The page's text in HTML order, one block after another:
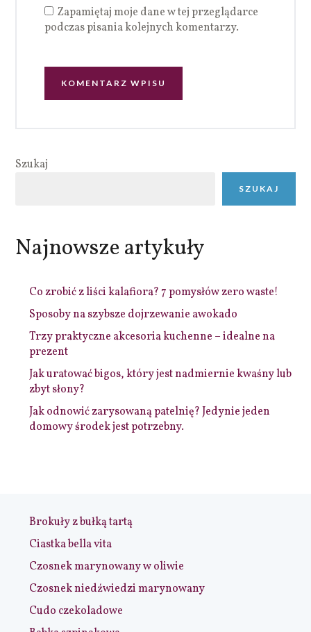
Zapamiętaj moje dane w tej przeglądarce
podczas pisania kolejnych komentarzy.
Szukaj
SZUKAJ
Najnowsze artykuły
Co zrobić z liści kalafiora? 7 pomysłów zero waste!
Sposoby na szybsze dojrzewanie awokado
Trzy praktyczne akcesoria kuchenne – idealne na
prezent
Jak uratować bigos, który jest nadmiernie kwaśny lub
zbyt słony?
Jak odnowić zarysowaną patelnię? Jedynie jeden
domowy środek jest potrzebny.
Brokuły z bułką tartą
Ciastka bella vita
Czosnek marynowany w oliwie
Czosnek niedźwiedzi marynowany
Cudo czekoladowe